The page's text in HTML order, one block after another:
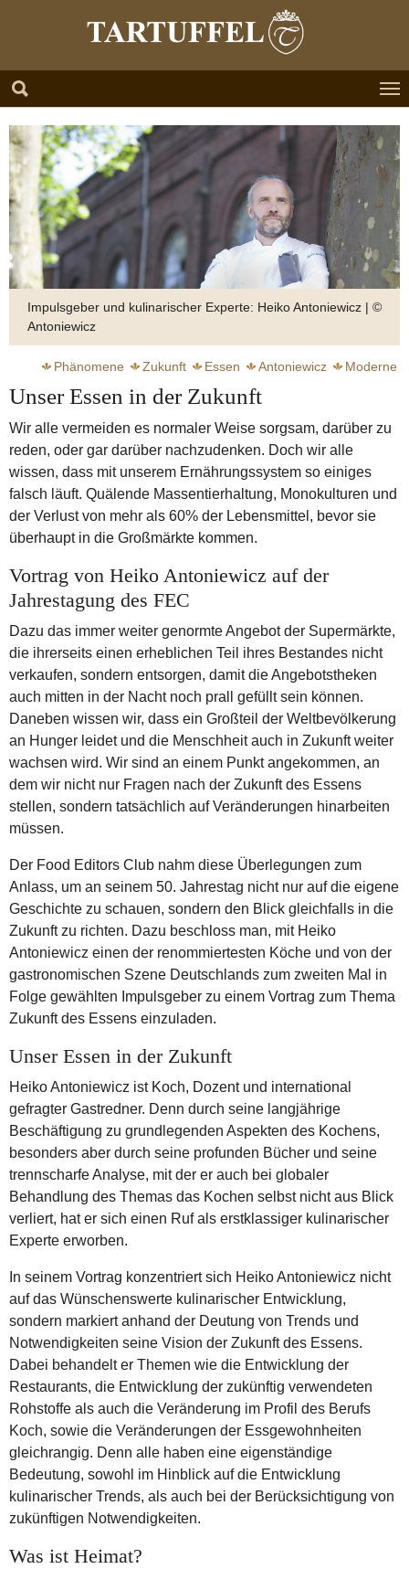
Impulsgeber und kulinarischer Experte: Heiko Antoniewicz | ©
Antoniewicz
Phänomene Zukunft Essen Antoniewicz Moderne
Unser Essen in der Zukunft
Wir alle vermeiden es normaler Weise sorgsam, darüber zu
reden, oder gar darüber nachzudenken. Doch wir alle
wissen, dass mit unserem Ernährungssystem so einiges
falsch läuft. Quälende Massentierhaltung, Monokulturen und
der Verlust von mehr als 60% der Lebensmittel, bevor sie
überhaupt in die Großmärkte kommen.
Vortrag von Heiko Antoniewicz auf der
Jahrestagung des FEC
Dazu das immer weiter genormte Angebot der Supermärkte,
die ihrerseits einen erheblichen Teil ihres Bestandes nicht
verkaufen, sondern entsorgen, damit die Angebotstheken
auch mitten in der Nacht noch prall gefüllt sein können.
Daneben wissen wir, dass ein Großteil der Weltbevölkerung
an Hunger leidet und die Menschheit auch in Zukunft weiter
wachsen wird. Wir sind an einem Punkt angekommen, an
dem wir nicht nur Fragen nach der Zukunft des Essens
stellen, sondern tatsächlich auf Veränderungen hinarbeiten
müssen.
Der Food Editors Club nahm diese Überlegungen zum
Anlass, um an seinem 50. Jahrestag nicht nur auf die eigene
Geschichte zu schauen, sondern den Blick gleichfalls in die
Zukunft zu richten. Dazu beschloss man, mit Heiko
Antoniewicz einen der renommiertesten Köche und von der
gastronomischen Szene Deutschlands zum zweiten Mal in
Folge gewählten Impulsgeber zu einem Vortrag zum Thema
Zukunft des Essens einzuladen.
Unser Essen in der Zukunft
Heiko Antoniewicz ist Koch, Dozent und international
gefragter Gastredner. Denn durch seine langjährige
Beschäftigung zu grundlegenden Aspekten des Kochens,
besonders aber durch seine profunden Bücher und seine
trennscharfe Analyse, mit der er auch bei globaler
Behandlung des Themas das Kochen selbst nicht aus Blick
verliert, hat er sich einen Ruf als erstklassiger kulinarischer
Experte erworben.
In seinem Vortrag konzentriert sich Heiko Antoniewicz nicht
auf das Wünschenswerte kulinarischer Entwicklung,
sondern markiert anhand der Deutung von Trends und
Notwendigkeiten seine Vision der Zukunft des Essens.
Dabei behandelt er Themen wie die Entwicklung der
Restaurants, die Entwicklung der zukünftig verwendeten
Rohstoffe als auch die Veränderung im Profil des Berufs
Koch, sowie die Veränderungen der Essgewohnheiten
gleichrangig. Denn alle haben eine eigenständige
Bedeutung, sowohl im Hinblick auf die Entwicklung
kulinarischer Trends, als auch bei der Berücksichtigung von
zukünftigen Notwendigkeiten.
Was ist Heimat?